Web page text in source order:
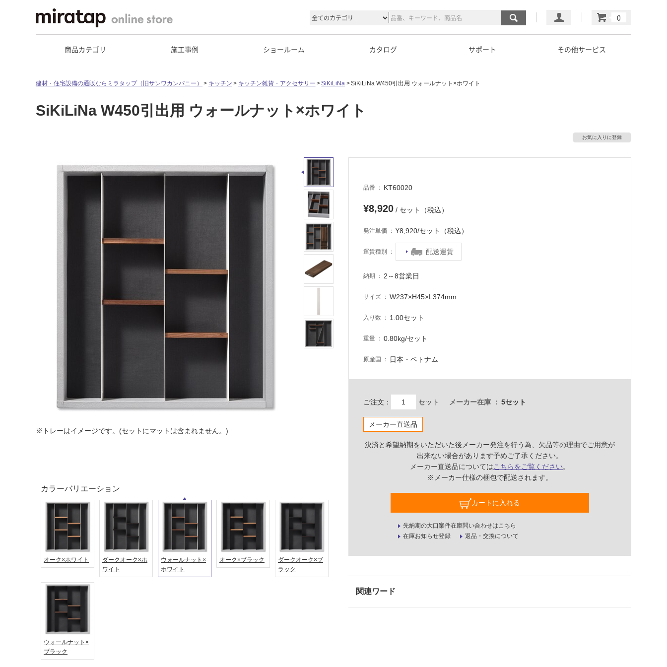
マイページ
カート
商品カテゴリ 施工事例 ショールーム カタログ サポート その他サービス
建材・住宅設備の通販ならミラタップ（旧サンワカンパニー） キッチン キッチン雑貨・アクセサリー SiKiLiNa SiKiLiNa W450引出用 ウォールナット×ホワイト
SiKiLiNa W450引出用 ウォールナット×ホワイト
お気に入りに登録
※トレーはイメージです。(セットにマットは含まれません。)
品番 KT60020
¥8,920 / セット（税込）
発注単価 ¥8,920/セット（税込）
運賃種別 配送運賃
納期 2～8営業日
サイズ W237×H45×L374mm
入り数 1.00セット
重量 0.80kg/セット
原産国 日本・ベトナム
ご注文： セット メーカー在庫 5セット
メーカー直送品
決済と希望納期をいただいた後メーカー発注を行う為、欠品等の理由でご用意が
出来ない場合があります予めご了承ください。
メーカー直送品についてはこちらをご覧ください。
※メーカー仕様の梱包で配送されます。
カートに入れる
先納期の大口案件在庫問い合わせはこちら
在庫お知らせ登録
返品・交換について
カラーバリエーション
オーク×ホワイト
ダークオーク×ホ
ワイト
ウォールナット×
ホワイト
オーク×ブラック
ダークオーク×ブ
ラック
ウォールナット×
ブラック
屋外床・
浴室床・
駐車場
非
常
に
適
て
い
る
適
し
て
い
音・床暖
し
て
い